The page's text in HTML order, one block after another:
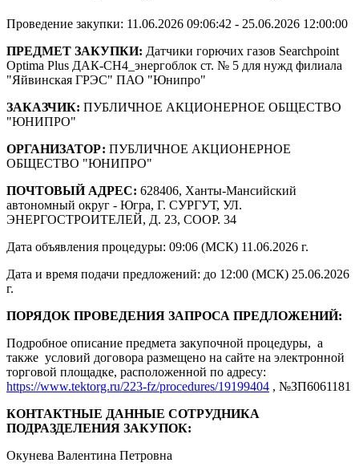
Проведение закупки: 11.06.2026 09:06:42 - 25.06.2026 12:00:00
ПРЕДМЕТ ЗАКУПКИ: Датчики горючих газов Searchpoint
Optima Plus ДАК-СН4_энергоблок ст. № 5 для нужд филиала
"Яйвинская ГРЭС" ПАО "Юнипро"
ЗАКАЗЧИК: ПУБЛИЧНОЕ АКЦИОНЕРНОЕ ОБЩЕСТВО
"ЮНИПРО"
ОРГАНИЗАТОР: ПУБЛИЧНОЕ АКЦИОНЕРНОЕ
ОБЩЕСТВО "ЮНИПРО"
ПОЧТОВЫЙ АДРЕС: 628406, Ханты-Мансийский
автономный округ - Югра, Г. СУРГУТ, УЛ.
ЭНЕРГОСТРОИТЕЛЕЙ, Д. 23, СООР. 34
Дата объявления процедуры: 09:06 (МСК) 11.06.2026 г.
Дата и время подачи предложений: до 12:00 (МСК) 25.06.2026
г.
ПОРЯДОК ПРОВЕДЕНИЯ ЗАПРОСА ПРЕДЛОЖЕНИЙ:
Подробное описание предмета закупочной процедуры, а
также условий договора размещено на сайте на электронной
торговой площадке, расположенной по адресу:
https://www.tektorg.ru/223-fz/procedures/19199404 , №ЗП6061181
КОНТАКТНЫЕ ДАННЫЕ СОТРУДНИКА
ПОДРАЗДЕЛЕНИЯ ЗАКУПОК:
Окунева Валентина Петровна